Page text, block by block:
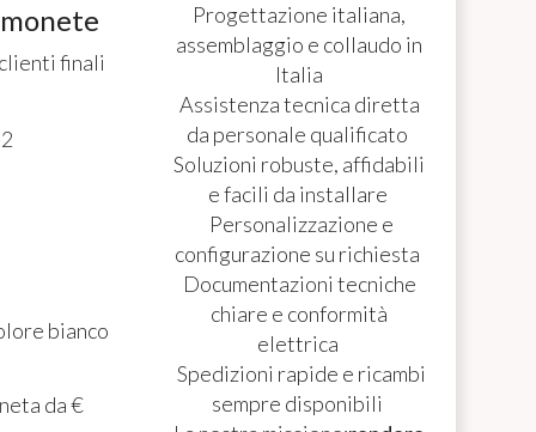
finali
bianco
da €
Progettazione italiana,
assemblaggio e collaudo in
Italia
Assistenza tecnica diretta
da personale qualificato
Soluzioni robuste, affidabili
e facili da installare
Personalizzazione e
configurazione su richiesta
Documentazioni tecniche
chiare e conformità
elettrica
Spedizioni rapide e ricambi
sempre disponibili